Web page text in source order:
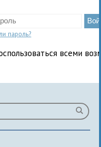
пароль?
всеми